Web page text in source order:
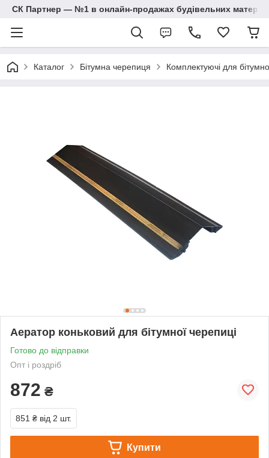
СК Партнер — №1 в онлайн-продажах будівельних
Каталог Бітумна черепиця Комплектуючі для
Аератор коньковий для бітумної черепиці
Готово до відправки
Опт і роздріб
872 ₴
851 ₴ від 2 шт.
Купити